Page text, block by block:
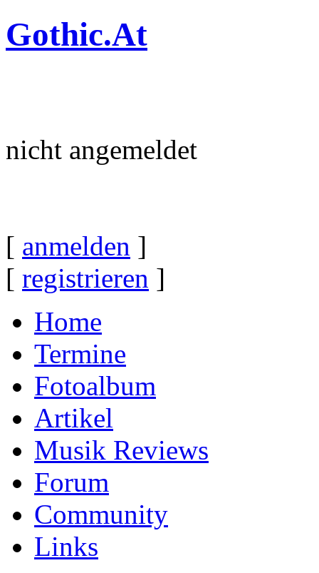
Gothic.At
nicht angemeldet
[ anmelden ]
[ registrieren ]
Home
Termine
Fotoalbum
Artikel
Musik Reviews
Forum
Community
Links